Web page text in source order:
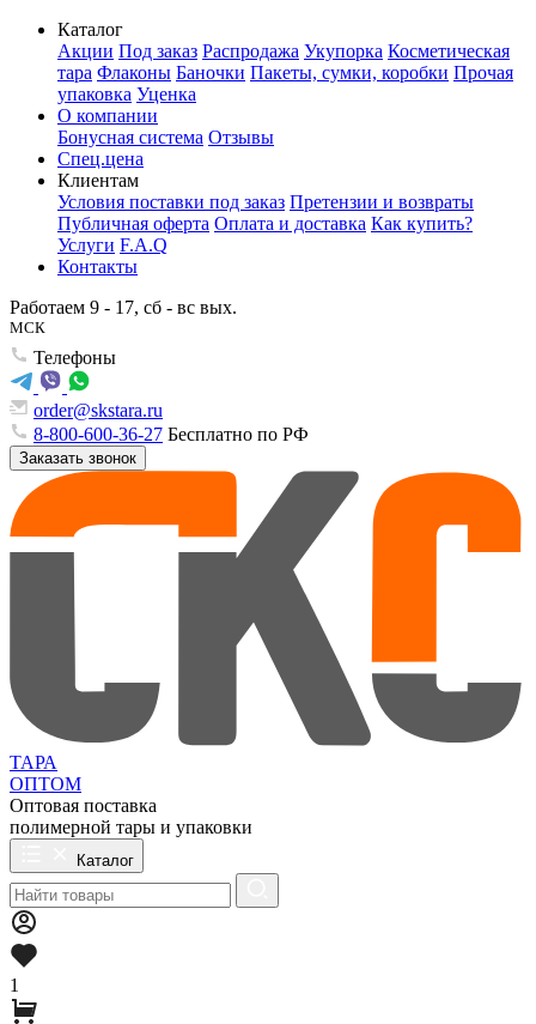
Каталог
Акции Под заказ Распродажа Укупорка Косметическая
тара Флаконы Баночки Пакеты, сумки, коробки Прочая
упаковка Уценка
О компании
Бонусная система Отзывы
Спец.цена
Клиентам
Условия поставки под заказ Претензии и возвраты
Публичная оферта Оплата и доставка Как купить?
Услуги F.A.Q
Контакты
Работаем 9 - 17, сб - вс вых.
МСК
Телефоны
order@skstara.ru
8-800-600-36-27 Бесплатно по РФ
Заказать звонок
ТАРА
ОПТОМ
Оптовая поставка
полимерной тары и упаковки
Каталог
1